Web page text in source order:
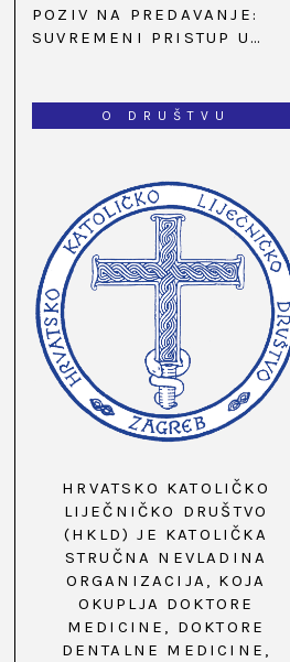
OBLJETNICA OSNIVANJA
HKLD-A, U MARIJI BISTRICI,
POZIV NA PREDAVANJE:
SUVREMENI PRISTUP U
O DRUŠTVU
HRVATSKO KATOLIČKO
LIJEČNIČKO DRUŠTVO
(HKLD) JE KATOLIČKA
STRUČNA NEVLADINA
ORGANIZACIJA, KOJA
OKUPLJA DOKTORE
MEDICINE, DOKTORE
DENTALNE MEDICINE,